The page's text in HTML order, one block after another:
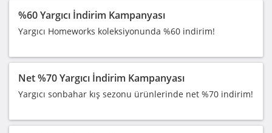
%60 Yargıcı İndirim Kampanyası
Yargıcı Homeworks koleksiyonunda %60 indirim!
Net %70 Yargıcı İndirim Kampanyası
Yargıcı sonbahar kış sezonu ürünlerinde net %70 indirim!